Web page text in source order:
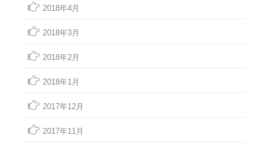
2018年4月
2018年3月
2018年2月
2018年1月
2017年12月
2017年11月